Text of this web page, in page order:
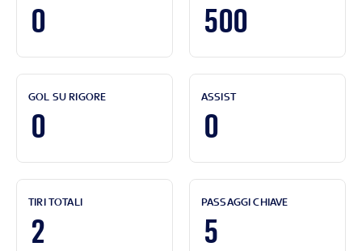
0 500
GOL SU RIGORE
0
ASSIST
0
TIRI TOTALI
2
PASSAGGI CHIAVE
5